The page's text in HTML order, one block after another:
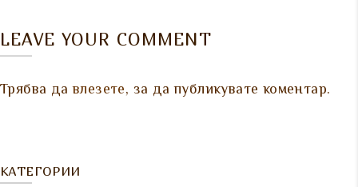
LEAVE YOUR COMMENT
Трябва давлезете, за да публикувате коментар.
КАТЕГОРИИ